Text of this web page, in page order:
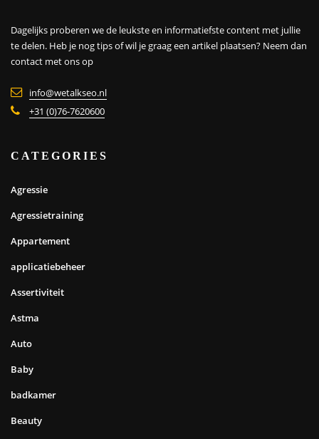
Dagelijks proberen we de leukste en informatiefste content met jullie
te delen. Heb je nog tips of wil je graag een artikel plaatsen? Neem dan
contact met ons op
info@wetalkseo.nl
+31 (0)76-7620600
CATEGORIES
Agressie
Agressietraining
Appartement
applicatiebeheer
Assertiviteit
Astma
Auto
Baby
badkamer
Beauty